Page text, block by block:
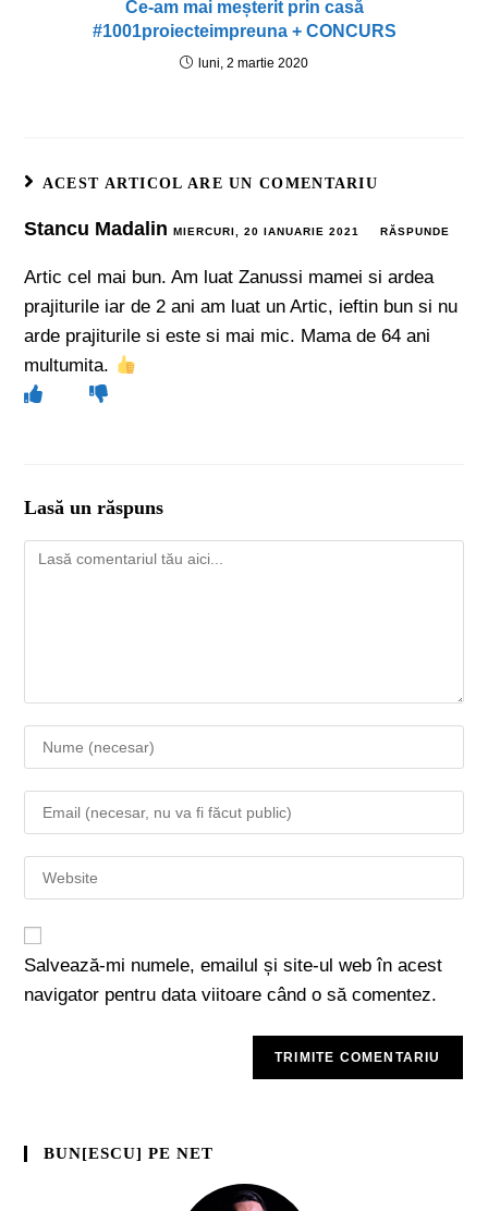
Ce-am mai meșterit prin casă
#1001proiecteimpreuna + CONCURS
luni, 2 martie 2020
ACEST ARTICOL ARE UN COMENTARIU
Stancu MadalinMIERCURI, 20 IANUARIE 2021 RĂSPUNDE
Artic cel mai bun. Am luat Zanussi mamei si ardea
prajiturile iar de 2 ani am luat un Artic, ieftin bun si nu
arde prajiturile si este si mai mic. Mama de 64 ani
multumita.
Lasă un răspuns
Salvează-mi numele, emailul și site-ul web în acest
navigator pentru data viitoare când o să comentez.
BUN[ESCU] PE NET